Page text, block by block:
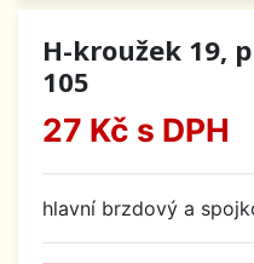
H-kroužek 19,
105
27 Kč s DPH
hlavní brzdový a